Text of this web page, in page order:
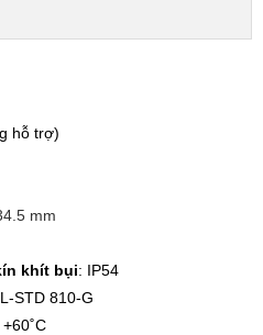
hỗ trợ)
mm
khít bụi: IP54
STD 810-G